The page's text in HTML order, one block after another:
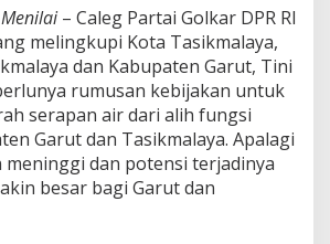
'
R
m
a
h
L
i
n
g
– Caleg Partai Golkar DPR RI
melingkupi Kota Tasikmalaya,
dan Kabupaten Garut, Tini
rumusan kebijakan untuk
serapan air dari alih fungsi
Garut dan Tasikmalaya. Apalagi
meninggi dan potensi terjadinya
besar bagi Garut dan